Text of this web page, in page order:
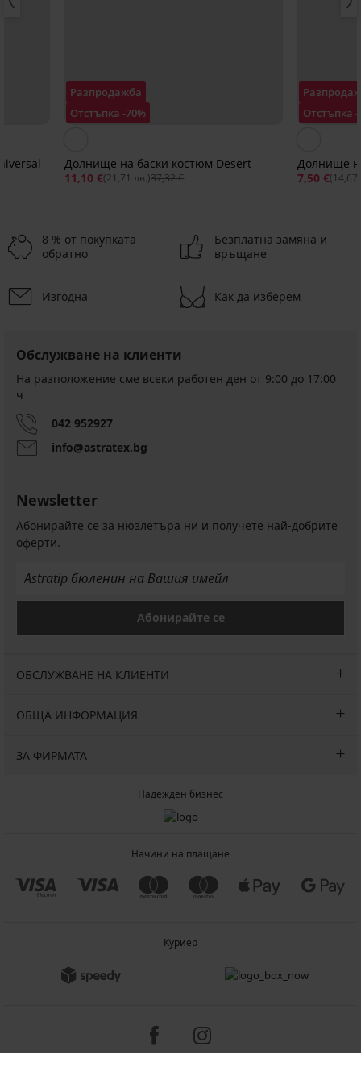
Разпродажба
Отстъпка -70%
Долнище на баски костюм Desert
11,10 €(21,71 лв.)37,32 €
Отстъпка -
Долнище
7,50 €(14,67
Разпродажба
PREMIUM
Долнище
на
дамски
бански
Elomi
Bazaruto
€
(26,40
лв.)
Първоначална цена
45,50
(88,99
лв.)
Разпродажба
Долнище
на
бански
Намаление
12,00
€
(23,47
€
лв.)
8 % от покупката
обратно
Безплатна замяна и
връщане
Изгодна Как да изберем
Обслужване на клиенти
На разположение сме всеки работен ден от 9:00 до 17:00
ч
042 952927
info@astratex.bg
Newsletter
Абонирайте се за нюзлетъра ни и получете най-добрите
оферти.
Абонирайте се
ОБСЛУЖВАНЕ НА КЛИЕНТИ
ОБЩА ИНФОРМАЦИЯ
ЗА ФИРМАТА
Надежден бизнес
Начини на плащане
Куриер